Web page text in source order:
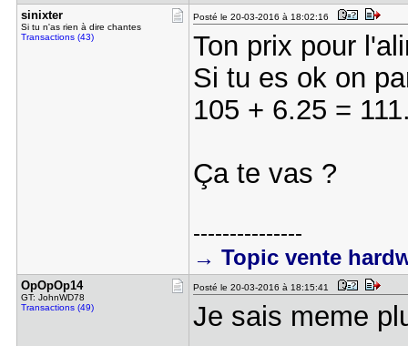
sinixter
Si tu n'as rien à dire chantes
Transactions (43)
Posté le 20-03-2016 à 18:02:16
Ton prix pour
Si tu es ok on
105 + 6.25 =
Ça te vas ?
---------------
→ Topic vente
OpOpOp14
GT: JohnWD78
Transactions (49)
Posté le 20-03-2016 à 18:15:41
Je sais meme